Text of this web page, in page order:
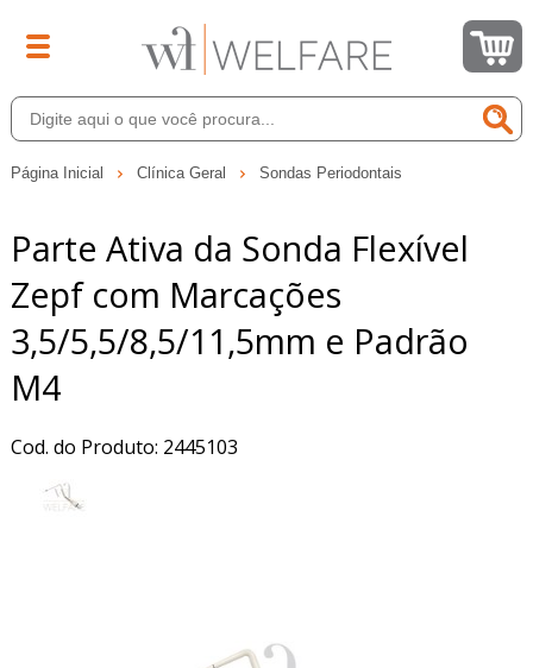
Página Inicial Clínica Geral Sondas Periodontais
Parte Ativa da Sonda Flexível
Zepf com Marcações
3,5/5,5/8,5/11,5mm e Padrão
M4
Cod. do Produto: 2445103